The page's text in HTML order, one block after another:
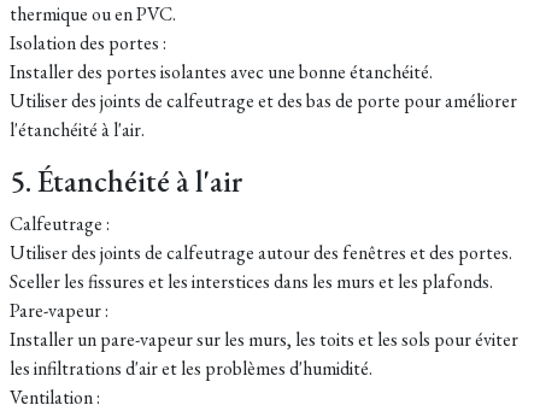
thermique ou en PVC.
Isolation des portes :
Installer des portes isolantes avec une bonne étanchéité.
Utiliser des joints de calfeutrage et des bas de porte pour améliorer
l'étanchéité à l'air.
5. Étanchéité à l'air
Calfeutrage :
Utiliser des joints de calfeutrage autour des fenêtres et des portes.
Sceller les fissures et les interstices dans les murs et les plafonds.
Pare-vapeur :
Installer un pare-vapeur sur les murs, les toits et les sols pour éviter
les infiltrations d'air et les problèmes d'humidité.
Ventilation :